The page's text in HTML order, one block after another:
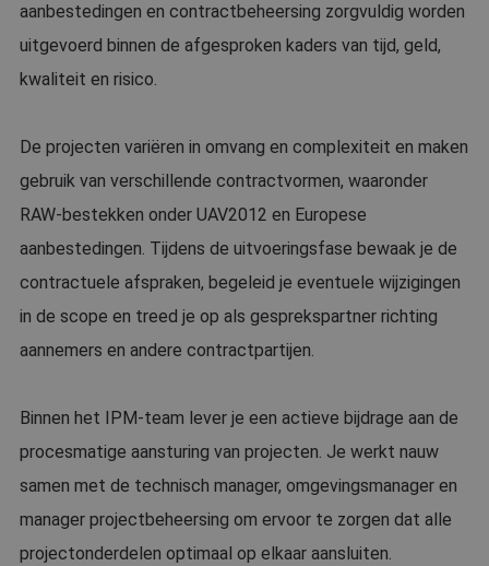
aanbestedingen en contractbeheersing zorgvuldig worden
uitgevoerd binnen de afgesproken kaders van tijd, geld,
kwaliteit en risico.
De projecten variëren in omvang en complexiteit en maken
gebruik van verschillende contractvormen, waaronder
RAW-bestekken onder UAV2012 en Europese
aanbestedingen. Tijdens de uitvoeringsfase bewaak je de
contractuele afspraken, begeleid je eventuele wijzigingen
in de scope en treed je op als gesprekspartner richting
aannemers en andere contractpartijen.
Binnen het IPM-team lever je een actieve bijdrage aan de
procesmatige aansturing van projecten. Je werkt nauw
samen met de technisch manager, omgevingsmanager en
manager projectbeheersing om ervoor te zorgen dat alle
projectonderdelen optimaal op elkaar aansluiten.